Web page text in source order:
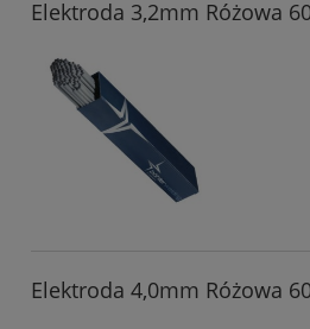
Elektroda 3,2mm Różowa
Elektroda 4,0mm Różowa